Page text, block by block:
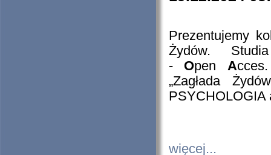
Prezentujemy
Żydów.
- Open A
„Zagłada
PSYCHOLOGIA
więcej...